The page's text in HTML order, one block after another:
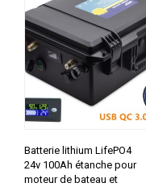
Batterie lithium LifePO4
24v 100Ah étanche pour
moteur de bateau et